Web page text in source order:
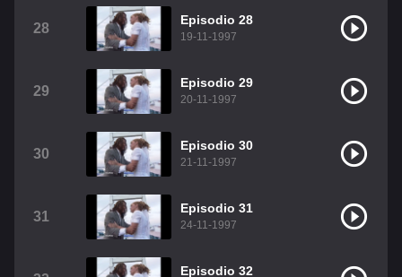
28
Episodio 28
19-11-1997
29
Episodio 29
20-11-1997
30
Episodio 30
21-11-1997
31
Episodio 31
24-11-1997
Episodio 32